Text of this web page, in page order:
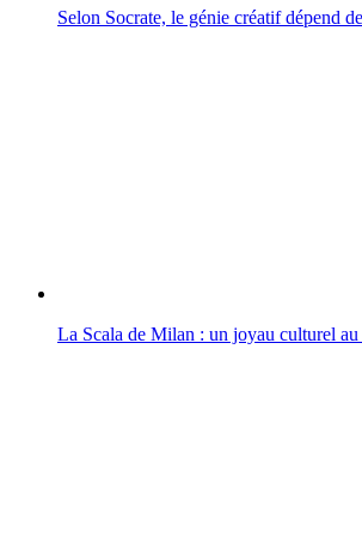
Selon Socrate, le génie créatif dépend
La Scala de Milan : un joyau culturel